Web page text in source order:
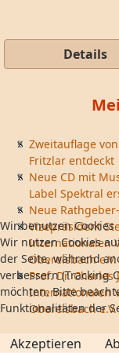
Details
Zweitauflage
Fritzlar entdeckt
Neue CD mit
Label Spektral
Neue
Vizepräsident
Internationalen
Oberelsbach
Prof. Dr.
Internationalen
Oberelsbach
Wir benutzen Cookies
Wir nutzen Cookies
der Seite, während
verbessern (Tracking
möchten. Bitte
Funktionalitäten der
Akzeptieren